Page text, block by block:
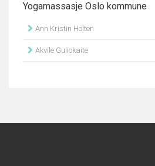
Yogamassasje Oslo kommune
Ann Kristin Holten
Akvile Guliokaite